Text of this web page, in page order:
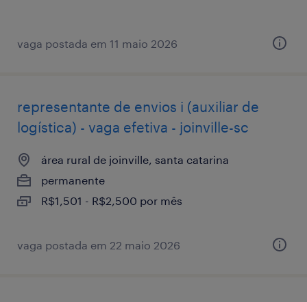
vaga postada em 11 maio 2026
representante de envios i (auxiliar de
logística) - vaga efetiva - joinville-sc
área rural de joinville, santa catarina
permanente
R$1,501 - R$2,500 por mês
vaga postada em 22 maio 2026